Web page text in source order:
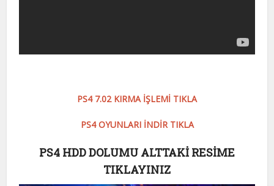
PS4 7.02 KIRMA İŞLEMİ TIKLA
PS4 OYUNLARI İNDİR TIKLA
PS4 HDD DOLUMU ALTTAKİ RESİME
TIKLAYINIZ